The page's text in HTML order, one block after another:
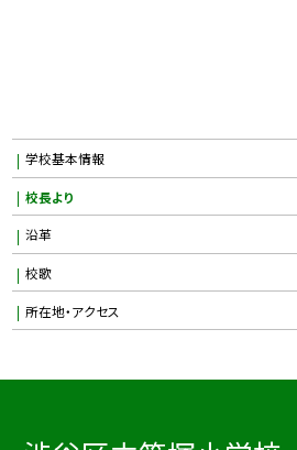
学校基本情報
校長より
沿革
校歌
所在地・アクセス